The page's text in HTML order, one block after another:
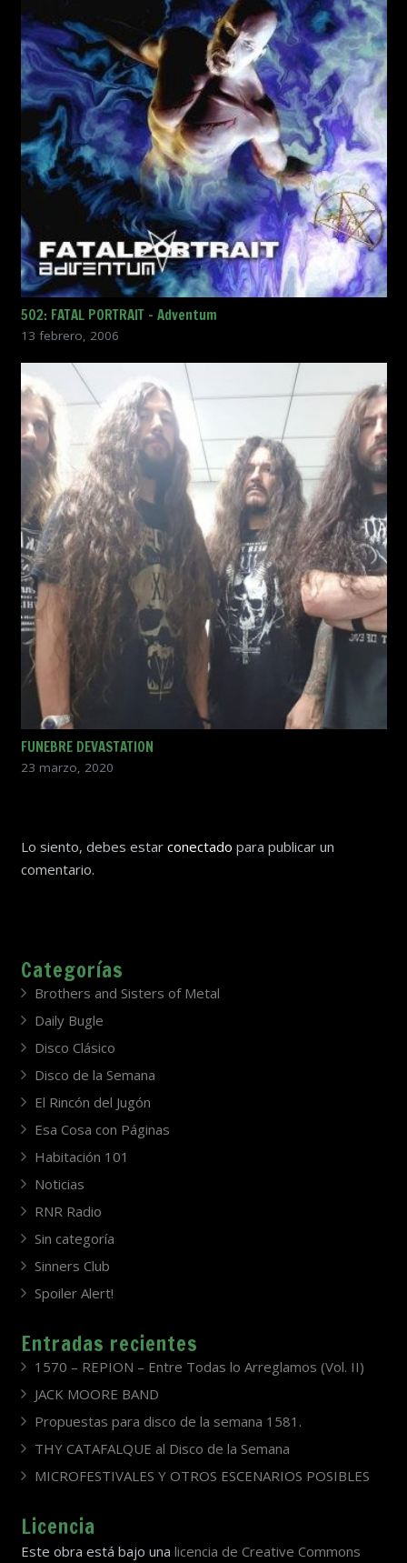
502: FATAL PORTRAIT – Adventum
13 febrero, 2006
FUNEBRE DEVASTATION
23 marzo, 2020
Lo siento, debes estar conectado para publicar un
comentario.
Categorías
Brothers and Sisters of Metal
Daily Bugle
Disco Clásico
Disco de la Semana
El Rincón del Jugón
Esa Cosa con Páginas
Habitación 101
Noticias
RNR Radio
Sin categoría
Sinners Club
Spoiler Alert!
Entradas recientes
1570 – REPION – Entre Todas lo Arreglamos (Vol. II)
JACK MOORE BAND
Propuestas para disco de la semana 1581.
THY CATAFALQUE al Disco de la Semana
MICROFESTIVALES Y OTROS ESCENARIOS POSIBLES
Licencia
Este obra está bajo una licencia de Creative Commons